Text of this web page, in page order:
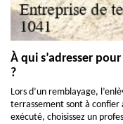
À qui s’adresser
?
Lors d’un remblayage,
terrassement sont à confier
exécuté, choisissez un